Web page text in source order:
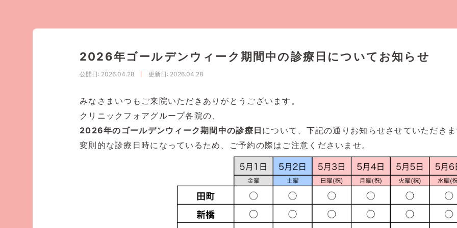
2026年ゴールデンウィーク期間中の診療日についてお知らせ
公開日 : 2026.04.28 更新日 : 2026.04.28
みなさまいつもご来院いただきありがとうございます。
クリニックフォアグループ各院の、
2026年のゴールデンウィーク期間中の診療日 について、下記の通りお知らせさせていただき
変則的な診療日時になっているため、ご予約の際はご注意くださいませ。